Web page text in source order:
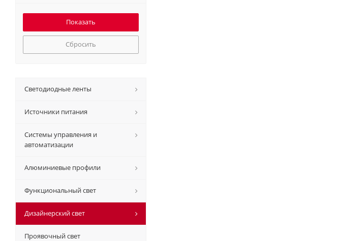
Сбросить
Светодиодные ленты
Источники питания
Системы управления и
автоматизации
Алюминиевые профили
Функциональный свет
Дизайнерский свет
Проявочный свет